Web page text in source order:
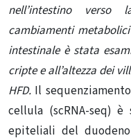
nell’intestino
cambiamenti
intestinale è stata
cripte e all’altezza dei
HFD. Il
cellula (scRNA-seq)
epiteliali del